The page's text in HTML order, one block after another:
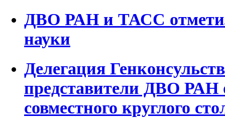
ДВО РАН и ТАСС
науки
Делегация
представители ДВО РАН
совместного круглого